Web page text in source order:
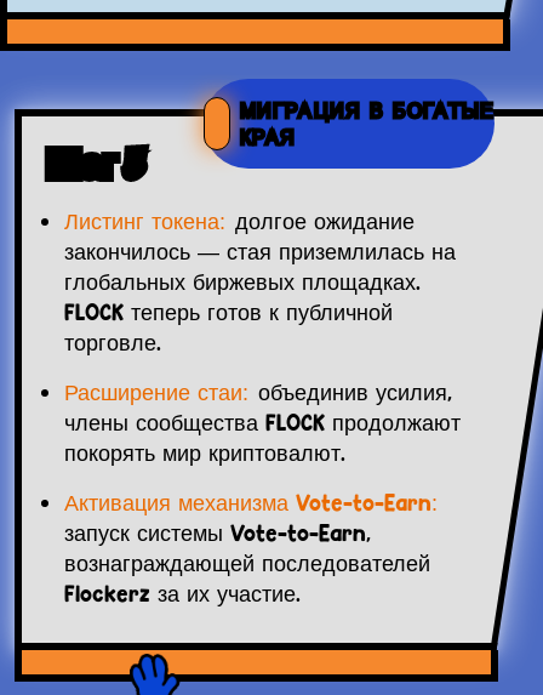
МИГРАЦИЯ В БОГАТЫЕ
КРАЯ
Шаг 3
Листинг токена: долгое ожидание
закончилось — стая приземлилась на
глобальных биржевых площадках.
FLOCK теперь готов к публичной
торговле.
Расширение стаи: объединив усилия,
члены сообщества FLOCK продолжают
покорять мир криптовалют.
Активация механизма Vote-to-Earn:
запуск системы Vote-to-Earn,
вознаграждающей последователей
Flockerz за их участие.